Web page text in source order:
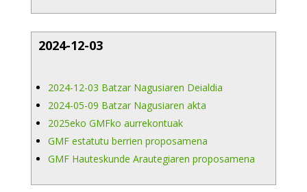
2024-12-03
2024-12-03 Batzar Nagusiaren Deialdia
2024-05-09 Batzar Nagusiaren akta
2025eko GMFko aurrekontuak
GMF estatutu berrien proposamena
GMF Hauteskunde Arautegiaren proposamena